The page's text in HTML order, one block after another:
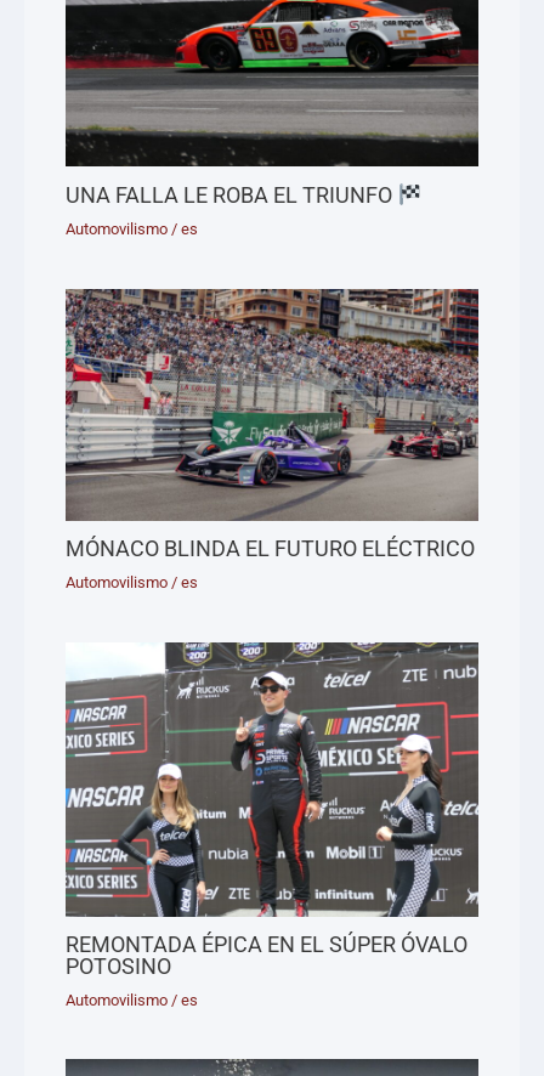
UNA FALLA LE ROBA EL TRIUNFO
Automovilismo /es
MÓNACO BLINDA EL FUTURO ELÉCTRICO
Automovilismo /es
REMONTADA ÉPICA EN EL SÚPER ÓVALO
POTOSINO
Automovilismo /es